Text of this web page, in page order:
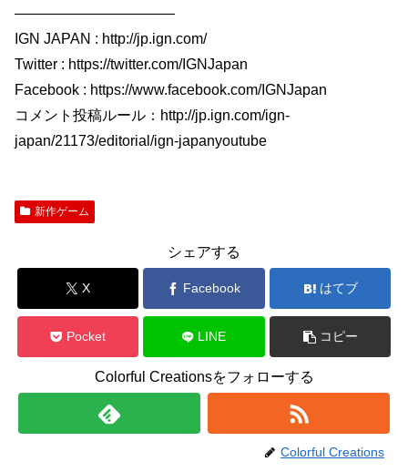
―――――――――――
IGN JAPAN : http://jp.ign.com/
Twitter : https://twitter.com/IGNJapan
Facebook : https://www.facebook.com/IGNJapan
コメント投稿ルール：http://jp.ign.com/ign-
japan/21173/editorial/ign-japanyoutube
新作ゲーム
シェアする
X Facebook はてブ
Pocket LINE コピー
Colorful Creationsをフォローする
Colorful Creations